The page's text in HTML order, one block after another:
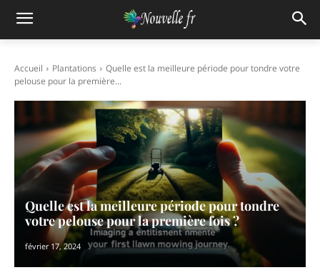
Accueil Plantations
Quelle est la meilleure période pour tondre votre
pelouse pour la première...
Quelle est la meilleure période pour tondre
votre pelouse pour la première fois ?
février 17, 2024